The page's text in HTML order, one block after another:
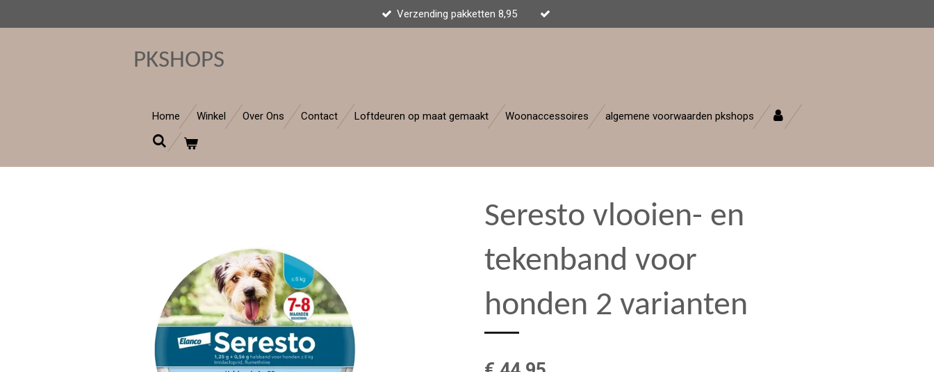
Verzending pakketten 8,95
PKSHOPS
Home Winkel Over Ons Contact Loftdeuren op maat gemaakt Woonaccessoires algemene voorwaarden pkshops
Seresto vlooien- en
tekenband voor
honden 2 varianten